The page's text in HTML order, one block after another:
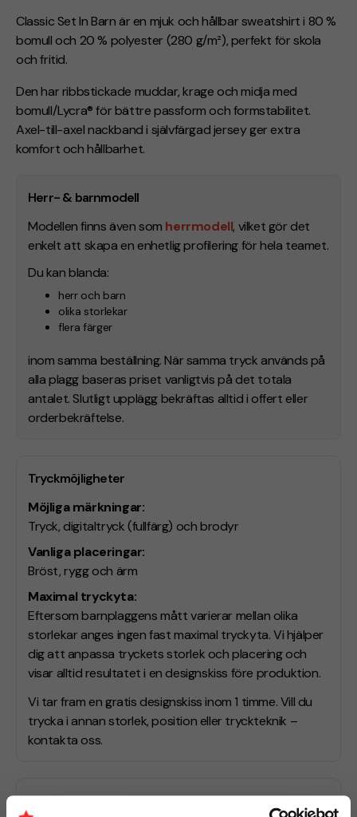
Classic Set In Barn är en mjuk och hållbar sweatshirt i 80 %
bomull och 20 % polyester (280 g/m²), perfekt för skola
och fritid.
Den har ribbstickade muddar, krage och midja med
bomull/Lycra® för bättre passform och formstabilitet.
Axel-till-axel nackband i självfärgad jersey ger extra
komfort och hållbarhet.
Herr- & barnmodell
Modellen finns även som herrmodell, vilket gör det
enkelt att skapa en enhetlig profilering för hela teamet.
Du kan blanda:
herr och barn
olika storlekar
flera färger
inom samma beställning. När samma tryck används på
alla plagg baseras priset vanligtvis på det totala
antalet. Slutligt upplägg bekräftas alltid i offert eller
orderbekräftelse.
Tryckmöjligheter
Möjliga märkningar:
Tryck, digitaltryck (fullfärg) och brodyr
Vanliga placeringar:
Bröst, rygg och ärm
Maximal tryckyta:
Eftersom barnplaggens mått varierar mellan olika
storlekar anges ingen fast maximal tryckyta. Vi hjälper
dig att anpassa tryckets storlek och placering och
visar alltid resultatet i en designskiss före produktion.
Vi tar fram en gratis designskiss inom 1 timme. Vill du
trycka i annan storlek, position eller tryckteknik –
kontakta oss.
Leveranstid